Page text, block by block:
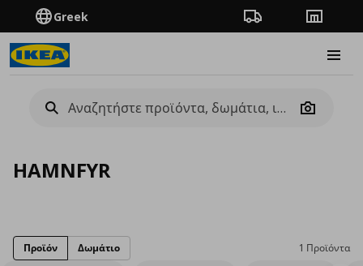
Greek Πορεία παραγγελίας
Camera
HAMNFYR
1 Προϊόντα
Προϊόν Δωμάτιο